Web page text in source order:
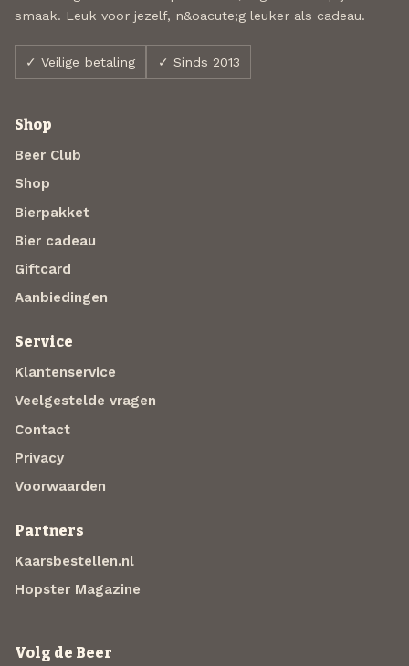
smaak. Leuk voor jezelf, n&oacute;g leuker als cadeau.
✓ Veilige betaling ✓ Sinds 2013
Shop
Beer Club
Shop
Bierpakket
Bier cadeau
Giftcard
Aanbiedingen
Service
Klantenservice
Veelgestelde vragen
Contact
Privacy
Voorwaarden
Partners
Kaarsbestellen.nl
Hopster Magazine
Volg de Beer